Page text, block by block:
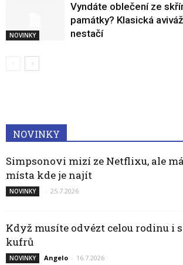
NOVINKY
Vyndáte oblečení ze
památky? Klasická
nestačí
NOVINKY
Simpsonovi mizí ze Netflixu, ale
místa kde je najít
NOVINKY - 25.7.2026
Když musíte odvézt celou rodinu i
kufrů
NOVINKY Angelo - 16.7.2026